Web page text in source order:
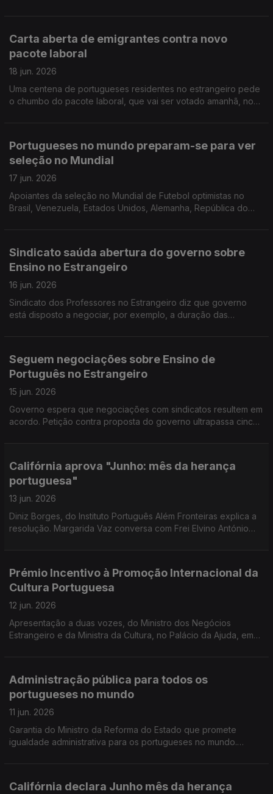
Carta aberta de emigrantes contra novo
pacote laboral
18 jun. 2026
Uma centena de portugueses residentes no estrangeiro pede
o chumbo do pacote laboral, que vai ser votado amanhã, no
Portugueses no mundo preparam-se para ver
seleção no Mundial
17 jun. 2026
Apoiantes da seleção no Mundial de Futebol optimistas no
Brasil, Venezuela, Estados Unidos, Alemanha, República do
Sindicato saúda abertura do governo sobre
Ensino no Estrangeiro
16 jun. 2026
Sindicato dos Professores no Estrangeiro diz que governo
está disposto a negociar, por exemplo, a duração das
Seguem negociações sobre Ensino de
Português no Estrangeiro
15 jun. 2026
Governo espera que negociações com sindicatos resultem em
acordo. Petição contra proposta do governo ultrapassa cinco
Califórnia aprova "Junho: mês da herança
portuguesa"
13 jun. 2026
Diniz Borges, do Instituto Português Além Fronteiras explica a
resolução. Margarida Vaz conversa com Frei Elvino António
Prémio Incentivo à Promoção Internacional da
Cultura Portuguesa
12 jun. 2026
Apresentação a duas vozes, do Ministro dos Negócios
Estrangeiro e da Ministra da Cultura, no Palácio da Ajuda, em
Administração pública para todos os
portugueses no mundo
11 jun. 2026
Garantia do Ministro da Reforma do Estado que promete
igualdade administrativa para os portugueses no mundo.
Califórnia declara Junho mês da herança